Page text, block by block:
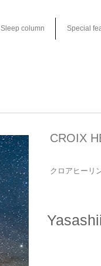
Sleep column Special
CROIX
クロアヒーリ
Yasashii